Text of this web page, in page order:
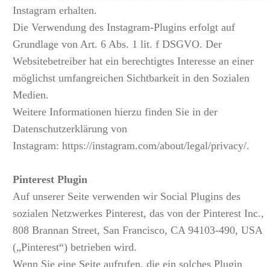
Instagram erhalten.
Die Verwendung des Instagram-Plugins erfolgt auf
Grundlage von Art. 6 Abs. 1 lit. f DSGVO. Der
Websitebetreiber hat ein berechtigtes Interesse an einer
möglichst umfangreichen Sichtbarkeit in den Sozialen
Medien.
Weitere Informationen hierzu finden Sie in der
Datenschutzerklärung von
Instagram: https://instagram.com/about/legal/privacy/.
Pinterest Plugin
Auf unserer Seite verwenden wir Social Plugins des
sozialen Netzwerkes Pinterest, das von der Pinterest Inc.,
808 Brannan Street, San Francisco, CA 94103-490, USA
(„Pinterest“) betrieben wird.
Wenn Sie eine Seite aufrufen, die ein solches Plugin